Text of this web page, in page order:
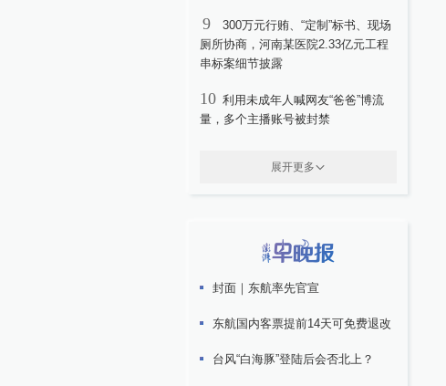
9
300万元行贿、“定制”标书、现场
厕所协商，河南某医院2.33亿元工程
串标案细节披露
10 利用未成年人喊网友“爸爸”博流
量，多个主播账号被封禁
展开更多
封面｜东航率先官宣
东航国内客票提前14天可免费退改
台风“白海豚”登陆后会否北上？